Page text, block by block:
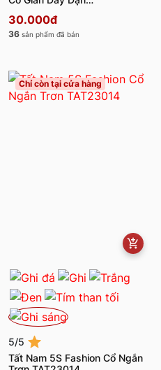
30.000đ
36 sản phẩm đã bán
Chỉ còn tại cửa hàng
5/5
Tất Nam 5S Fashion Cổ Ngắn